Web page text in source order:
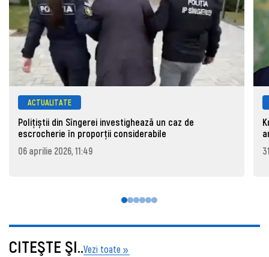
ACTUALITATE
Polițiștii din Sîngerei investighează un caz de
escrocherie în proporții considerabile
06 aprilie 2026, 11:49
CITEŞTE ŞI..Vezi toate